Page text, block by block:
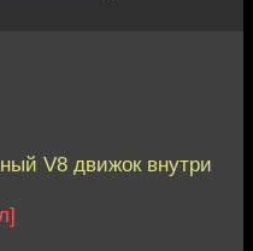
V8 движок внутри